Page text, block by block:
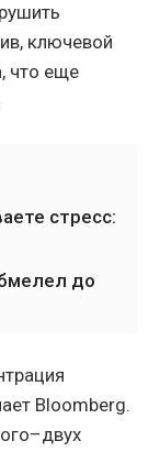
ключевой
что еще
стресс:
до
Bloomberg.